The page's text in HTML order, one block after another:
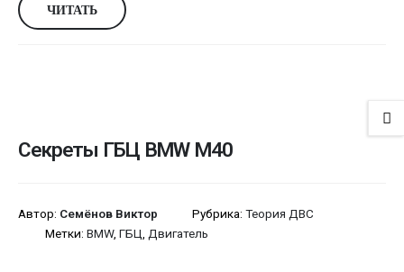
ЧИТАТЬ
Секреты ГБЦ BMW M40
Автор: Семёнов Виктор Рубрика: Теория ДВС
Метки: BMW, ГБЦ Двигатель